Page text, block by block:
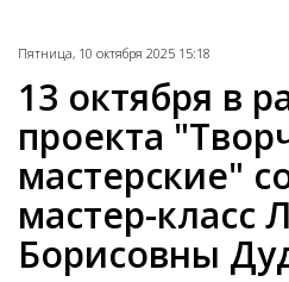
Пятница, 10 октября 2025 15:18
13 октября в
проекта
мастерские"
мастер-класс
Борисовны